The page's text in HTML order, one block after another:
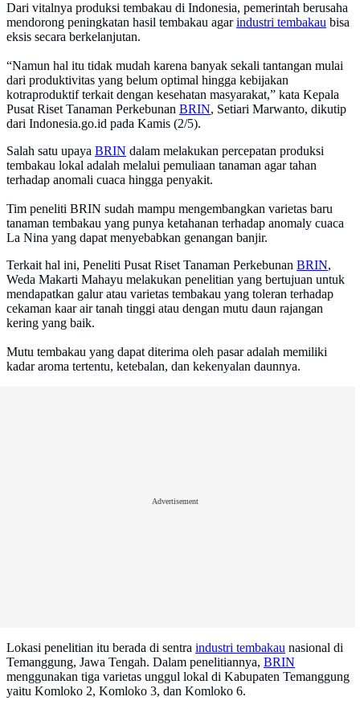
Dari vitalnya produksi tembakau di Indonesia, pemerintah berusaha
mendorong peningkatan hasil tembakau agarindustri tembakau bisa
eksis secara berkelanjutan.
“Namun hal itu tidak mudah karena banyak sekali tantangan mulai
dari produktivitas yang belum optimal hingga kebijakan
kotraproduktif terkait dengan kesehatan masyarakat,” kata Kepala
Pusat Riset Tanaman Perkebunan BRIN, Setiari Marwanto, dikutip
dari Indonesia.go.id pada Kamis (2/5).
Salah satu upaya BRIN dalam melakukan percepatan produksi
tembakau lokal adalah melalui pemuliaan tanaman agar tahan
terhadap anomali cuaca hingga penyakit.
Tim peneliti BRIN sudah mampu mengembangkan varietas baru
tanaman tembakau yang punya ketahanan terhadap anomaly cuaca
La Nina yang dapat menyebabkan genangan banjir.
Terkait hal ini, Peneliti Pusat Riset Tanaman Perkebunan BRIN,
Weda Makarti Mahayu melakukan penelitian yang bertujuan untuk
mendapatkan galur atau varietas tembakau yang toleran terhadap
cekaman kaar air tanah tinggi atau dengan mutu daun rajangan
kering yang baik.
Mutu tembakau yang dapat diterima oleh pasar adalah memiliki
kadar aroma tertentu, ketebalan, dan kekenyalan daunnya.
Advertisement
Lokasi penelitian itu berada di sentra industri tembakau nasional di
Temanggung, Jawa Tengah. Dalam penelitiannya, BRIN
menggunakan tiga varietas unggul lokal di Kabupaten Temanggung
yaitu Komloko 2, Komloko 3, dan Komloko 6.